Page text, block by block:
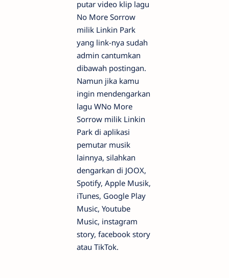
putar video klip lagu
No More Sorrow
milik Linkin Park
yang link-nya sudah
admin cantumkan
dibawah postingan.
Namun jika kamu
ingin mendengarkan
lagu WNo More
Sorrow milik Linkin
Park di aplikasi
pemutar musik
lainnya, silahkan
dengarkan di JOOX,
Spotify, Apple Musik,
iTunes, Google Play
Music, Youtube
Music, instagram
story, facebook story
atau TikTok.